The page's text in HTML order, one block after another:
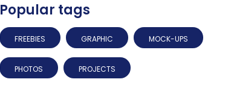
Popular tags
FREEBIES GRAPHIC MOCK-UPS
PHOTOS PROJECTS